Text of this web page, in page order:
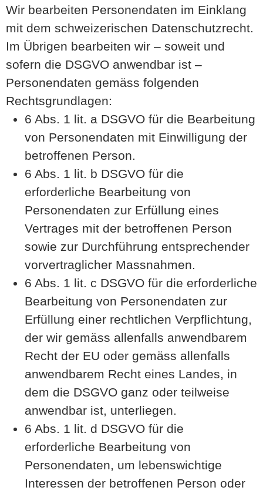
Wir bearbeiten Personendaten im Einklang
mit dem schweizerischen Datenschutzrecht.
Im Übrigen bearbeiten wir – soweit und
sofern die DSGVO anwendbar ist –
Personendaten gemäss folgenden
Rechtsgrundlagen:
6 Abs. 1 lit. a DSGVO für die Bearbeitung
von Personendaten mit Einwilligung der
betroffenen Person.
6 Abs. 1 lit. b DSGVO für die
erforderliche Bearbeitung von
Personendaten zur Erfüllung eines
Vertrages mit der betroffenen Person
sowie zur Durchführung entsprechender
vorvertraglicher Massnahmen.
6 Abs. 1 lit. c DSGVO für die erforderliche
Bearbeitung von Personendaten zur
Erfüllung einer rechtlichen Verpflichtung,
der wir gemäss allenfalls anwendbarem
Recht der EU oder gemäss allenfalls
anwendbarem Recht eines Landes, in
dem die DSGVO ganz oder teilweise
anwendbar ist, unterliegen.
6 Abs. 1 lit. d DSGVO für die
erforderliche Bearbeitung von
Personendaten, um lebenswichtige
Interessen der betroffenen Person oder